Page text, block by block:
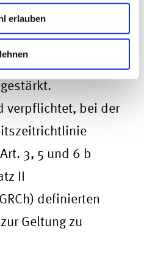
erlauben
vom 14.05.2019
verpflichtet, bei der
3, 5 und 6 b
II
definierten
Geltung zu